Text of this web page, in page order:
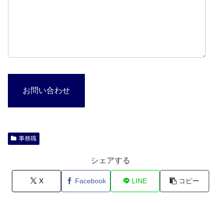
お問い合わせ
事務職
シェアする
X Facebook LINE コピー